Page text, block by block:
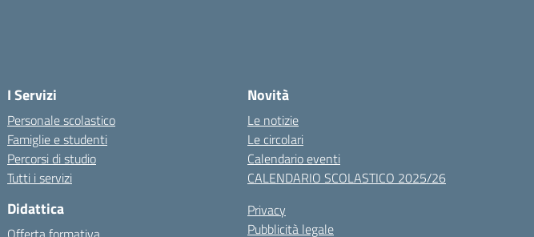
I Servizi
Personale scolastico
Famiglie e studenti
Percorsi di studio
Tutti i servizi
Didattica
Novità
Le notizie
Le circolari
Calendario eventi
CALENDARIO SCOLASTICO 2025/26
Privacy
Pubblicità legale